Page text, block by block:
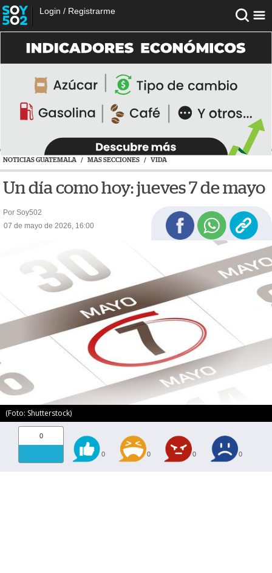
Login / Registrarme
NOTICIAS GUATEMALA / MAS SECCIONES / VIDA
Un día como hoy: jueves 7 de mayo
Por Soy502
07 de mayo de 2026, 16:00
(Foto: Shutterstock)
0
0 0 0 0